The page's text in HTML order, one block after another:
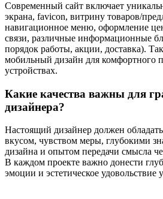
Современный сайт включает
экрана, favicon, витрину товаров/
навигационное меню, оформление
связи, различные информационные
порядок работы, акции, доставка).
мобильный дизайн для комфортного
устройствах.
Какие качества важны для
дизайнера?
Настоящий дизайнер должен
вкусом, чувством меры, глубокими
дизайна и опытом передачи смысла
В каждом проекте важно донести
эмоции и эстетическое удовольствие